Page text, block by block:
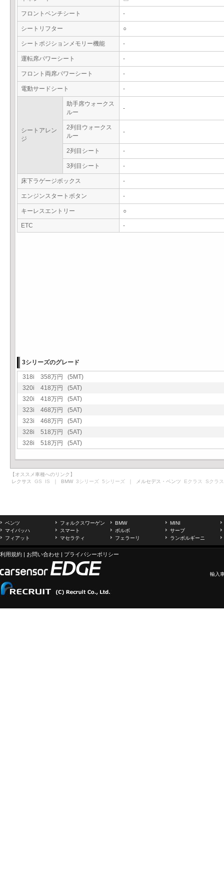
フロントベンチシート -
シートリフター ○
シートポジションメモリー機能 -
運転席パワーシート -
フロント両席パワーシート -
電動サードシート -
シートアレン
ジ
助手席ウォークス
ルー
-
2列目ウォークス
ルー
-
2列目シート -
3列目シート -
床下ラゲージボックス -
エンジンスタートボタン -
キーレスエントリー ○
ETC -
3シリーズのグレード
318i 358万円 (5MT)
320i 418万円 (5AT)
320i 418万円 (5AT)
323i 468万円 (5AT)
323i 468万円 (5AT)
328i 518万円 (5AT)
328i 518万円 (5AT)
【オススメ車種へのリンク】
レクサス GS IS ｜ BMW 3シリーズ 5シリーズ ｜ メルセデス・ベンツ Eクラス Sクラス
ベンツ フォルクスワーゲン BMW
MINI
マイバッハ
スマート ボルボ
サーブ
フィアット
マセラティ フェラーリ ランボルギーニ
利用規約 | お問い合わせ | プライバシーポリシー
輸入